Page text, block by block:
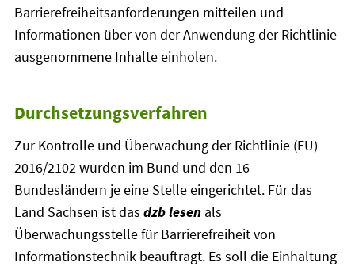
Barrierefreiheitsanforderungen mitteilen und
Informationen über von der Anwendung der Richtlinie
ausgenommene Inhalte einholen.
Durchsetzungsverfahren
Zur Kontrolle und Überwachung der Richtlinie (EU)
2016/2102 wurden im Bund und den 16
Bundesländern je eine Stelle eingerichtet. Für das
Land Sachsen ist das dzb lesenals
Überwachungsstelle für Barrierefreiheit von
Informationstechnik beauftragt. Es soll die Einhaltung